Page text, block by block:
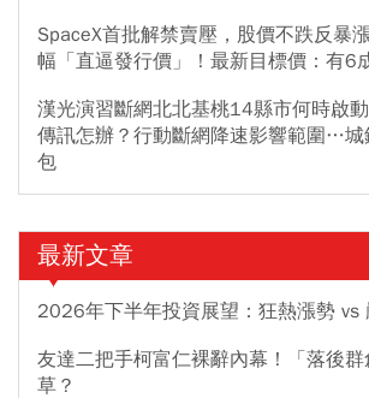
SpaceX首批解禁賣壓，股價不跌反暴
幅「直逼發行價」！最新目標價：有6
漢光演習斷網北北基桃14縣市何時啟動
傳訊怎辦？行動斷網降速影響範圍…城
包
最新文章
2026年下半年投資展望：狂熱漲勢 vs
友達二把手柯富仁裸辭內幕！「落後
草？